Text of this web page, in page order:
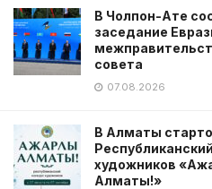
В Чолпон-Ате
заседание
совета
07.08.2026
В Алматы
художников
Алматы!»